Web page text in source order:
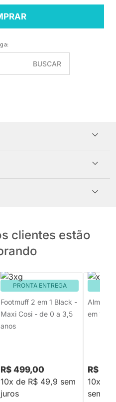
BUSCAR
clientes estão
PRONTA ENTREGA
Footmuff 2 em 1 Black -
Maxi Cosi - de 0 a 3,5
anos
R$ 499,00
10x de R$ 49,9 sem
juros
em 1 -
R$
10x de
sem